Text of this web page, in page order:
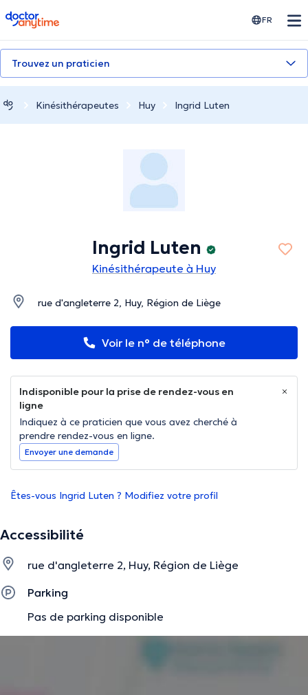
doctoranytime FR
Trouvez un praticien
Kinésithérapeutes Huy Ingrid Luten
Ingrid Luten
Kinésithérapeute à Huy
rue d'angleterre 2, Huy, Région de Liège
Voir le n° de téléphone
Indisponible pour la prise de rendez-vous en
ligne
Indiquez à ce praticien que vous avez cherché à
prendre rendez-vous en ligne.
Envoyer une demande
Êtes-vous Ingrid Luten ? Modifiez votre profil
Accessibilité
rue d'angleterre 2, Huy, Région de Liège
Parking
Pas de parking disponible